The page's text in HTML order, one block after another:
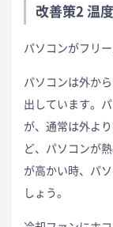
改善策2 温
パソコンがフリ
パソコンは外か
出しています。
が、通常は外よ
ど、パソコンが
が高かい時、パ
しょう。